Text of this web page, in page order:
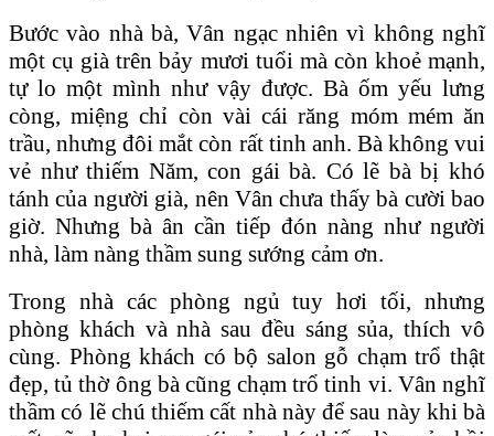
Bước vào nhà bà, Vân ngạc nhiên vì không nghĩ
một cụ già trên bảy mươi tuổi mà còn khoẻ mạnh,
tự lo một mình như vậy được. Bà ốm yếu lưng
còng, miệng chỉ còn vài cái răng móm mém ăn
trầu, nhưng đôi mắt còn rất tinh anh. Bà không vui
vẻ như thiếm Năm, con gái bà. Có lẽ bà bị khó
tánh của người già, nên Vân chưa thấy bà cười bao
giờ. Nhưng bà ân cần tiếp đón nàng như người
nhà, làm nàng thầm sung sướng cảm ơn.
Trong nhà các phòng ngủ tuy hơi tối, nhưng
phòng khách và nhà sau đều sáng sủa, thích vô
cùng. Phòng khách có bộ salon gỗ chạm trổ thật
đẹp, tủ thờ ông bà cũng chạm trổ tinh vi. Vân nghĩ
thầm có lẽ chú thiếm cất nhà này để sau này khi bà